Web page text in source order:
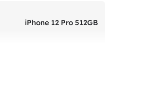
iPhone 12 Pro 512GB